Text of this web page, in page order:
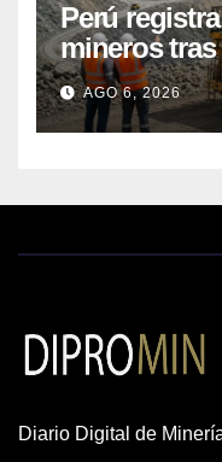
Perú
mineros
de mil
cobre y oro
AGO 6, 2026
Diario Digital de